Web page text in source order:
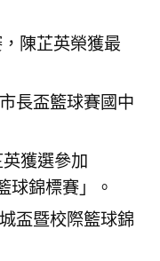
陳芷英榮獲最
長盃籃球賽國中
獲選參加
球錦標賽」。
盃暨校際籃球錦